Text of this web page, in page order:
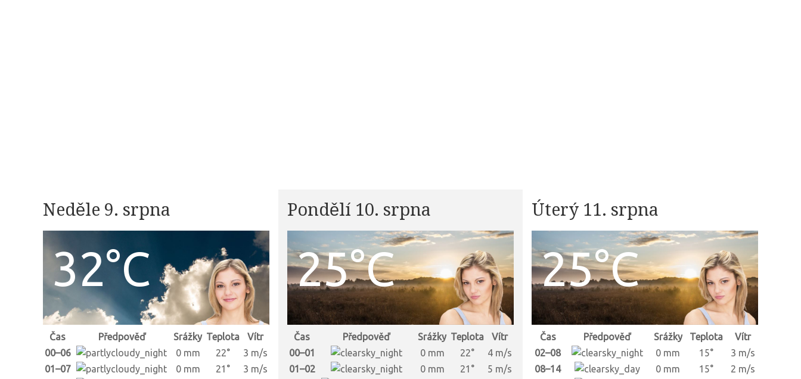
Neděle 9. srpna
32°C
Čas Předpověď Srážky Teplota
Vítr
00–06
0 mm 22°
3 m/s
01–07
0 mm 21°
3 m/s
Pondělí 10. srpna
25°C
Čas Předpověď Srážky Teplota
Vítr
00–01
0 mm 22°
4 m/s
01–02
0 mm 21°
5 m/s
Úterý 11. srpna
25°C
Čas Předpověď Srážky Teplota
Vítr
02–08
0 mm 15°
3 m/s
08–14
0 mm 15°
2 m/s